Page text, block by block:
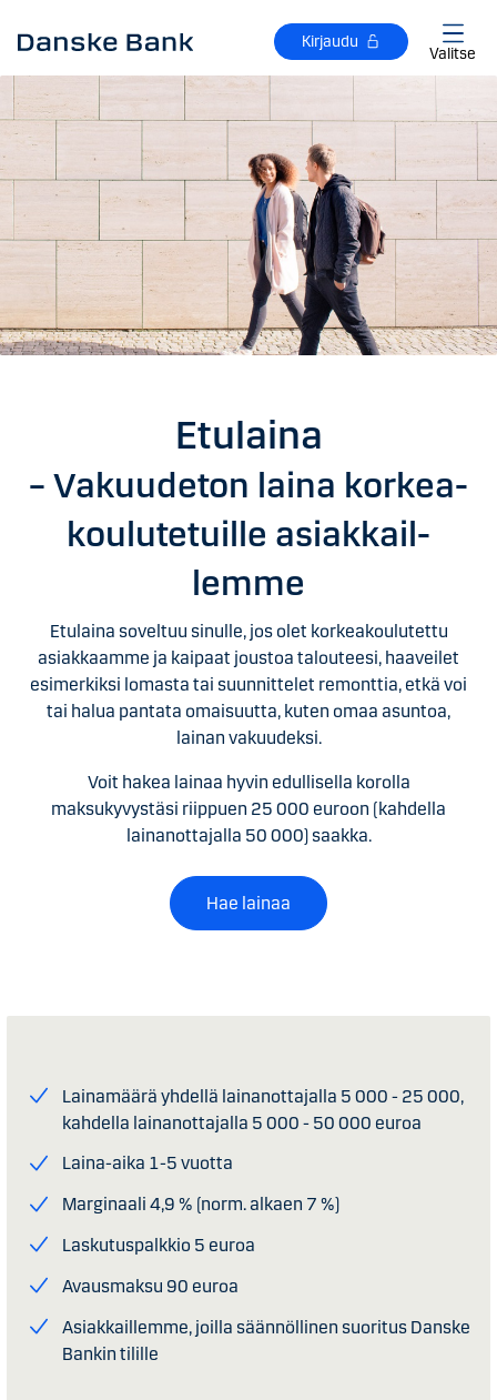
Kirjaudu
Valitse
Etulaina
– Vakuudeton laina korkea­
koulu­tetuille asiak­kail­
lemme
Etulaina soveltuu sinulle, jos olet korkeakoulutettu
asiakkaamme ja kaipaat joustoa talouteesi, haaveilet
esimerkiksi lomasta tai suunnittelet remonttia, etkä voi
tai halua pantata omaisuutta, kuten omaa asuntoa,
lainan vakuudeksi.
Voit hakea lainaa hyvin edullisella korolla
maksukyvystäsi riippuen 25 000 euroon (kahdella
lainanottajalla 50 000) saakka.
Hae lainaa
Lainamäärä yhdellä lainanottajalla 5 000 - 25 000,
kahdella lainanottajalla 5 000 - 50 000 euroa
Laina-aika 1-5 vuotta
Marginaali 4,9 % (norm. alkaen 7 %)
Laskutuspalkkio 5 euroa
Avausmaksu 90 euroa
Asiakkaillemme, joilla säännöllinen suoritus Danske
Bankin tilille